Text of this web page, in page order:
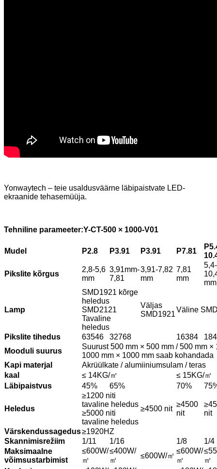
Yonwaytech – teie usaldusväärne läbipaistvate LED-
ekraanide tehasemüüja.
Tehniline parameeter:Y-CT-500 × 1000-V01
Mudel P2.8 P3.91 P3.91 P7.81
Pikslite kõrgus
2,8-5,6
mm
3,91mm-
7,81
3,91-7,82
mm
7,81
mm
5,4-
mm
Lamp
SMD1921 kõrge
heledus
SMD2121
Tavaline
heledus
Väljas
SMD1921
Väline
Pikslite tihedus 63546 32768 16384
Mooduli suurus
Suurust 500 mm × 500 mm / 500 mm ×
1000 mm × 1000 mm saab kohandada
Kapi materjal
Akrüülkate / alumiiniumsulam / teras
kaal
≤ 14KG/㎡
≤ 15KG/㎡
Läbipaistvus
45% 65% 70%
Heledus
≥1200 niti
tavaline heledus
≥5000 niti
tavaline heledus
≥4500 nit
≥4500
nit
nit
Värskendussagedus≥1920HZ
Skannimisrežiim
1/11 1/16 1/8
1/4
Maksimaalne
võimsustarbimist
≤600W/
㎡
≤400W/
㎡
≤600W/㎡
≤600W/
㎡
㎡